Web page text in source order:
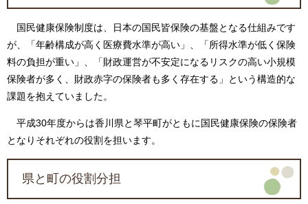
国民健康保険制度は、日本の国民皆保険の基盤となる仕組みです
が、「年齢構成が高く医療費水準が高い」、「所得水準が低く保険
料の負担が重い」、「財政運営が不安定になるリスクの高い小規模
保険者が多く、財政赤字の保険者も多く存在する」という構造的な
課題を抱えていました。
平成30年度からは香川県と琴平町がともに国民健康保険の保険者
となりそれぞれの役割を担います。
県と町の役割分担